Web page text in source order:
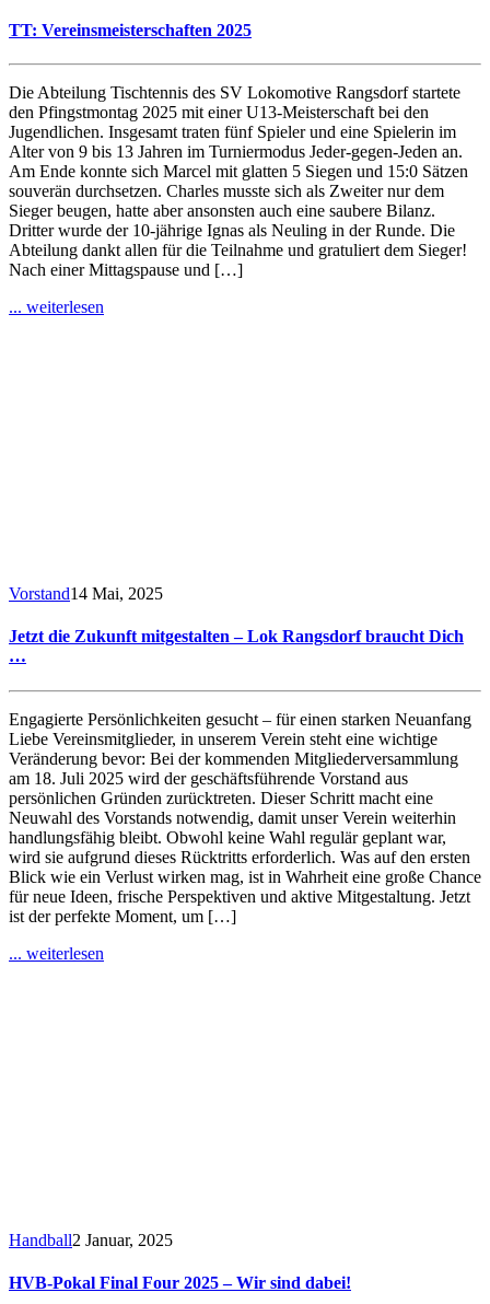
TT: Vereinsmeisterschaften 2025
Die Abteilung Tischtennis des SV Lokomotive Rangsdorf startete
den Pfingstmontag 2025 mit einer U13-Meisterschaft bei den
Jugendlichen. Insgesamt traten fünf Spieler und eine Spielerin im
Alter von 9 bis 13 Jahren im Turniermodus Jeder-gegen-Jeden an.
Am Ende konnte sich Marcel mit glatten 5 Siegen und 15:0 Sätzen
souverän durchsetzen. Charles musste sich als Zweiter nur dem
Sieger beugen, hatte aber ansonsten auch eine saubere Bilanz.
Dritter wurde der 10-jährige Ignas als Neuling in der Runde. Die
Abteilung dankt allen für die Teilnahme und gratuliert dem Sieger!
Nach einer Mittagspause und […]
... weiterlesen
Vorstand14 Mai, 2025
Jetzt die Zukunft mitgestalten – Lok Rangsdorf braucht Dich
…
Engagierte Persönlichkeiten gesucht – für einen starken Neuanfang
Liebe Vereinsmitglieder, in unserem Verein steht eine wichtige
Veränderung bevor: Bei der kommenden Mitgliederversammlung
am 18. Juli 2025 wird der geschäftsführende Vorstand aus
persönlichen Gründen zurücktreten. Dieser Schritt macht eine
Neuwahl des Vorstands notwendig, damit unser Verein weiterhin
handlungsfähig bleibt. Obwohl keine Wahl regulär geplant war,
wird sie aufgrund dieses Rücktritts erforderlich. Was auf den ersten
Blick wie ein Verlust wirken mag, ist in Wahrheit eine große Chance
für neue Ideen, frische Perspektiven und aktive Mitgestaltung. Jetzt
ist der perfekte Moment, um […]
... weiterlesen
Handball2 Januar, 2025
HVB-Pokal Final Four 2025 – Wir sind dabei!